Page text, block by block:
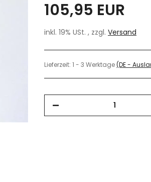
105,95 EUR
inkl. 19% USt. , zzgl. Versand
Lieferzeit: 1 - 3 Werktage(DE -